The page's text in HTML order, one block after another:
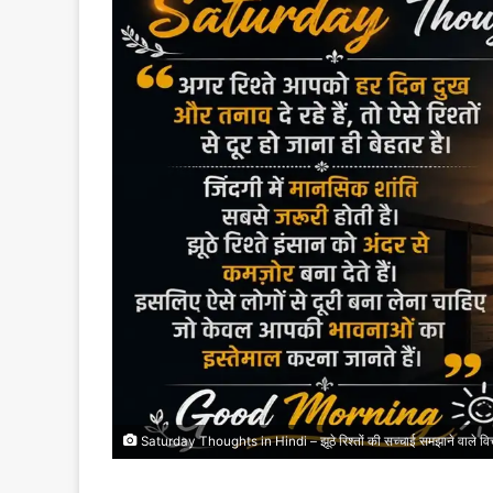
Saturday Thoughts in Hindi – झूठे रिश्तों की सच्चाई समझाने वाले